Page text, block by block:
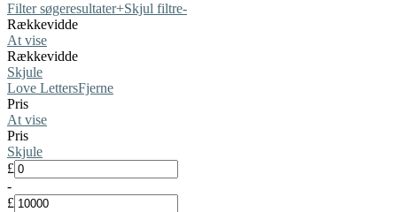
Filter søgeresultater+Skjul filtre-
Rækkevidde
At vise
Rækkevidde
Skjule
Love LettersFjerne
Pris
At vise
Pris
Skjule
£
-
£